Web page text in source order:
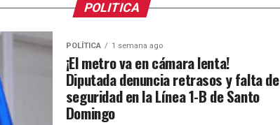
POLITICA
POLÍTICA 1 semana ago
¡El metro va en cámara lenta!
Diputada denuncia retrasos y falta de
seguridad en la Línea 1-B de Santo
Domingo